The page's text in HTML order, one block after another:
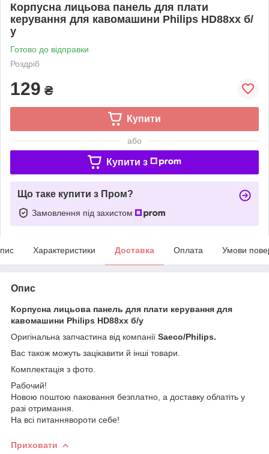
Корпусна лицьова панель для плати
керування для кавомашини Philips HD88хх б/
у
Готово до відправки
Роздріб
129 ₴
Купити
або
Купити з
Що таке купити з Пром?
Замовлення під захистом
Характеристики Доставка Оплата Умови
Опис
Корпусна лицьова панель для плати керування для
кавомашини Philips HD88хх б/у
Оригінальна запчастина від компанії Saeco/Philips.
Вас також можуть зацікавити й інші товари.
Комплектація з фото.
Рабочий!
Новою поштою паковання безплатно, а доставку облатіть у
разі отримання.
На всі питаннявороти себе!
Приховати